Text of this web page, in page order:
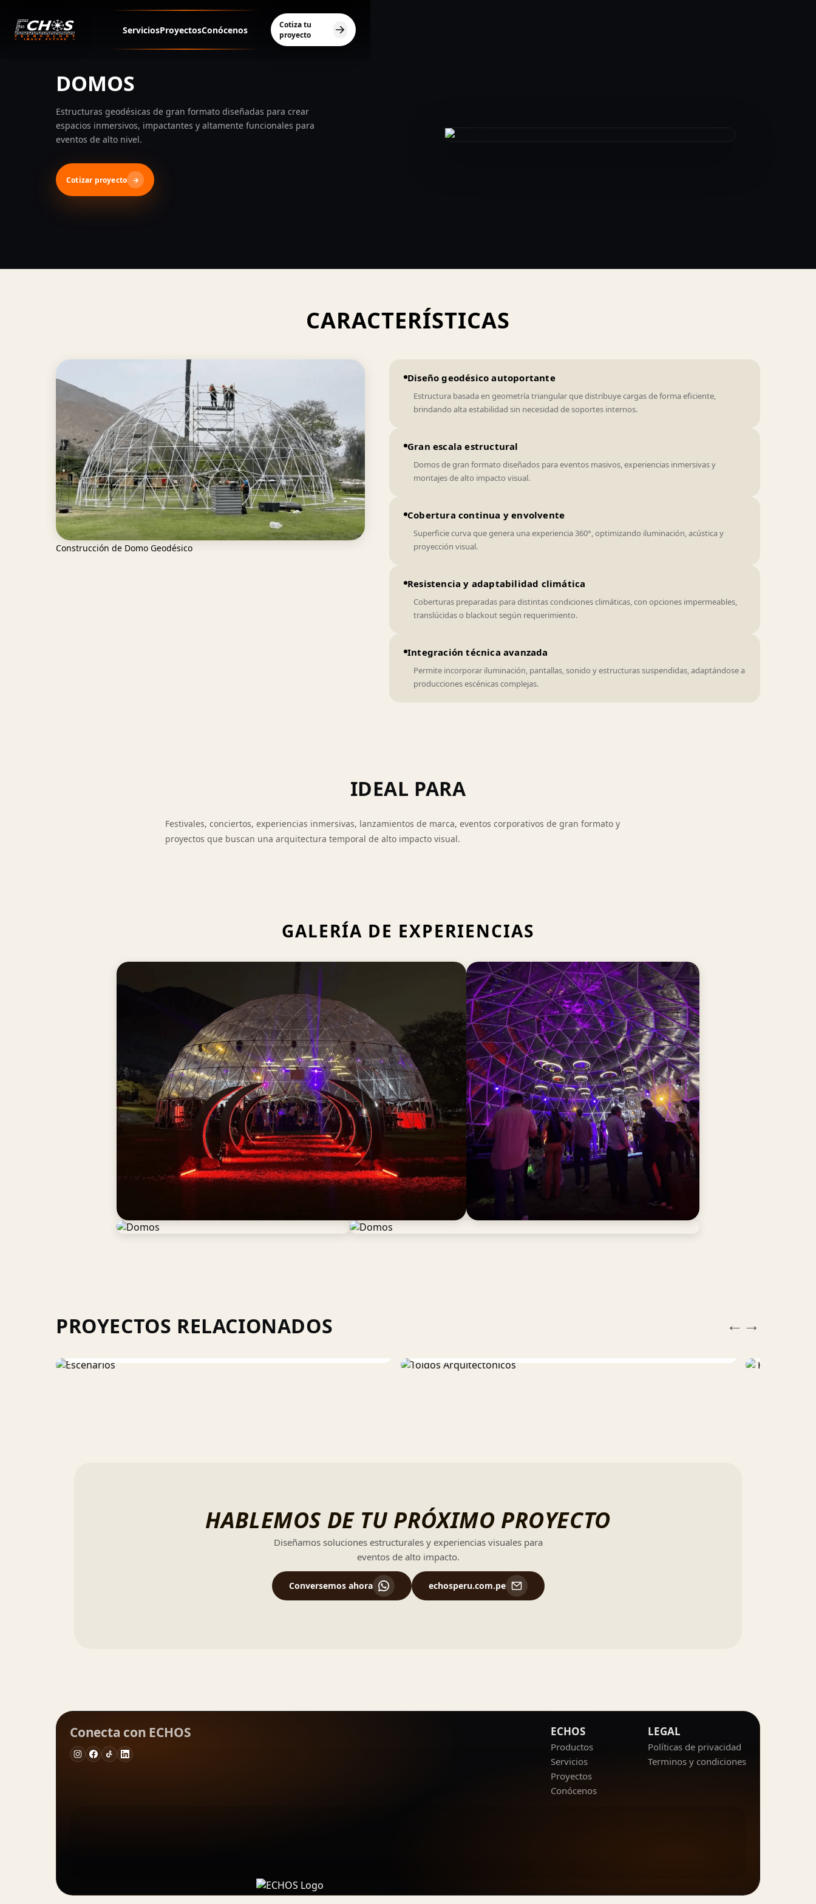
ECHOS - Infraestructura para eventos
ServiciosProyectosConócenos
Cotiza tu
proyecto
DOMOS
Estructuras geodésicas de gran formato diseñadas para crear
espacios inmersivos, impactantes y altamente funcionales para
eventos de alto nivel.
Cotizar proyecto →
CARACTERÍSTICAS
Construcción de Domo Geodésico
Diseño geodésico autoportante
Estructura basada en geometría triangular que distribuye cargas de forma eficiente,
brindando alta estabilidad sin necesidad de soportes internos.
Gran escala estructural
Domos de gran formato diseñados para eventos masivos, experiencias inmersivas y
montajes de alto impacto visual.
Cobertura continua y envolvente
Superficie curva que genera una experiencia 360°, optimizando iluminación, acústica y
proyección visual.
Resistencia y adaptabilidad climática
Coberturas preparadas para distintas condiciones climáticas, con opciones impermeables,
translúcidas o blackout según requerimiento.
Integración técnica avanzada
Permite incorporar iluminación, pantallas, sonido y estructuras suspendidas, adaptándose a
producciones escénicas complejas.
IDEAL PARA
Festivales, conciertos, experiencias inmersivas, lanzamientos de marca, eventos corporativos de gran formato y
proyectos que buscan una arquitectura temporal de alto impacto visual.
GALERÍA DE EXPERIENCIAS
PROYECTOS RELACIONADOS ← →
HABLEMOS DE TU PRÓXIMO PROYECTO
Diseñamos soluciones estructurales y experiencias visuales para
eventos de alto impacto.
Conversemos ahora echosperu.com.pe
Conecta con ECHOS ECHOS
Productos
Servicios
Proyectos
Conócenos
LEGAL
Políticas de privacidad
Terminos y condiciones